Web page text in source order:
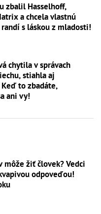
zbalil Hasselhoff,
a chcela vlastnú
s láskou z mladosti!
chytila v správach
stiahla aj
to zbadáte,
ani vy!
môže žiť človek? Vedci
odpoveďou!